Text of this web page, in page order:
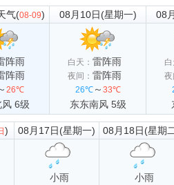
气(08-09)
阵雨
阵雨
26℃
6级
08月10日(星期一)
白天： 雷阵雨
夜间： 雷阵雨
26℃～ 33℃
东东南风 5级
08
白
夜
) 08月17日(星期一)
小雨
08月18日(星期
小雨